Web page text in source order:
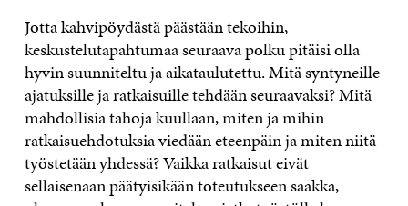
Jotta kahvipöydästä päästään tekoihin,
keskustelutapahtumaa seuraava polku pitäisi olla
hyvin suunniteltu ja aikataulutettu. Mitä syntyneille
ajatuksille ja ratkaisuille tehdään seuraavaksi? Mitä
mahdollisia tahoja kuullaan, miten ja mihin
ratkaisuehdotuksia viedään eteenpäin ja miten niitä
työstetään yhdessä? Vaikka ratkaisut eivät
sellaisenaan päätyisikään toteutukseen saakka,